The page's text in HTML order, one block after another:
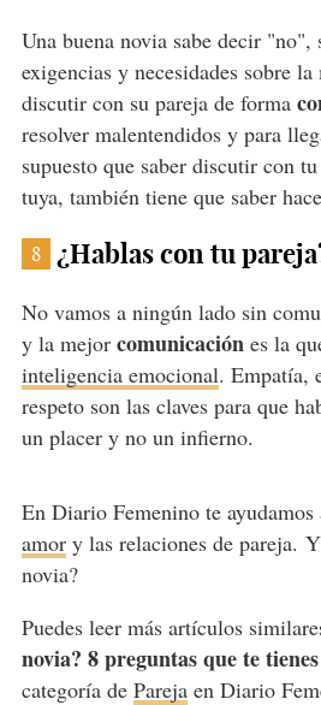
Una buena novia sabe decir "no",
exigencias y necesidades sobre
discutir con su pareja de forma
resolver malentendidos y para
supuesto que saber discutir con
tuya, también tiene que saber
8 ¿Hablas con tu
No vamos a ningún lado sin
y la mejor comunicación es la
inteligencia emocional. Empatía,
respeto son las claves para que
un placer y no un infierno.
En Diario Femenino te
amory las relaciones de pareja.
novia?
Puedes leer más artículos
novia? 8 preguntas que te
categoría de Parejaen Diario